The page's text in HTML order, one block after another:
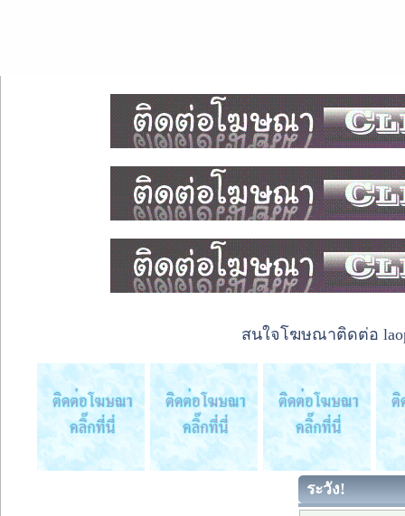
สนใจโฆษณาติดต่อ
ระวัง!